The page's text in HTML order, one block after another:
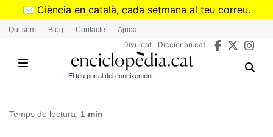
Vés
✉️ Ciència en català, cada setmana al teu correu.
➜Subscriu-te al butlletí de Divulcat
Qui som Blog Contacte Ajuda
Divulcat Diccionari.cat
El teu portal del coneixement
Temps de lectura: 1 min